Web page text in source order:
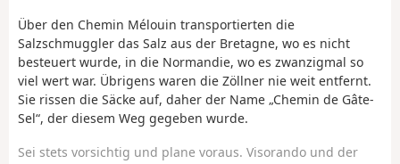
Über den Chemin Mélouin transportierten die
Salzschmuggler das Salz aus der Bretagne, wo es nicht
besteuert wurde, in die Normandie, wo es zwanzigmal so
viel wert war. Übrigens waren die Zöllner nie weit entfernt.
Sie rissen die Säcke auf, daher der Name „Chemin de Gâte-
Sel“, der diesem Weg gegeben wurde.
Sei stets vorsichtig und plane voraus. Visorando und der